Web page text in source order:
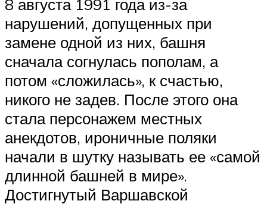
8 августа 1991 года из-за
нарушений, допущенных при
замене одной из них, башня
сначала согнулась пополам, а
потом «сложилась», к счастью,
никого не задев. После этого она
стала персонажем местных
анекдотов, ироничные поляки
начали в шутку называть ее «самой
длинной башней в мире».
Достигнутый Варшавской